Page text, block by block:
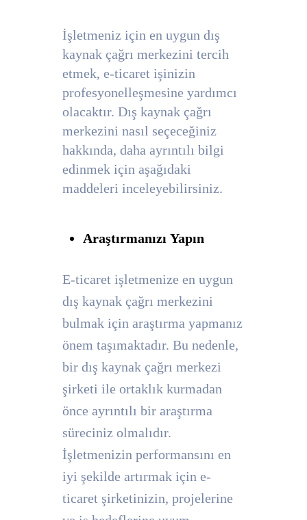
İşletmeniz için en uygun dış
kaynak çağrı merkezini tercih
etmek, e-ticaret işinizin
profesyonelleşmesine yardımcı
olacaktır. Dış kaynak çağrı
merkezini nasıl seçeceğiniz
hakkında, daha ayrıntılı bilgi
edinmek için aşağıdaki
maddeleri inceleyebilirsiniz.
Araştırmanızı Yapın
E-ticaret işletmenize en uygun
dış kaynak çağrı merkezini
bulmak için araştırma yapmanız
önem taşımaktadır. Bu nedenle,
bir dış kaynak çağrı merkezi
şirketi ile ortaklık kurmadan
önce ayrıntılı bir araştırma
süreciniz olmalıdır.
İşletmenizin performansını en
iyi şekilde artırmak için e-
ticaret şirketinizin, projelerine